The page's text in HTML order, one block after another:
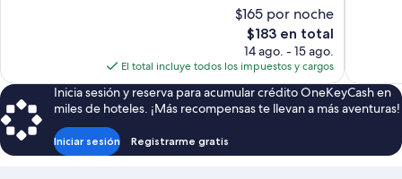
$165 por noche
El
precio
actual
es
de
$183
$183 en total
14 ago. - 15 ago.
El total incluye todos los impuestos y cargos
Inicia sesión y reserva para acumular crédito OneKeyCash en
miles de hoteles. ¡Más recompensas te llevan a más aventuras!
Iniciar sesión Registrarme gratis